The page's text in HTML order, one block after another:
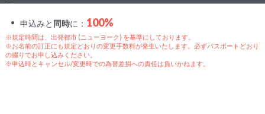
申込みと 同時に： 100%
※規定時間は、出発都市 (ニューヨーク) を基準にしております。
※お名前の訂正にも規定どおりの変更手数料が発生いたします。必ずパスポートどおり
の綴りでお申し込みください。
※申込時とキャンセル/変更時での為替差損への責任は負いかねます。